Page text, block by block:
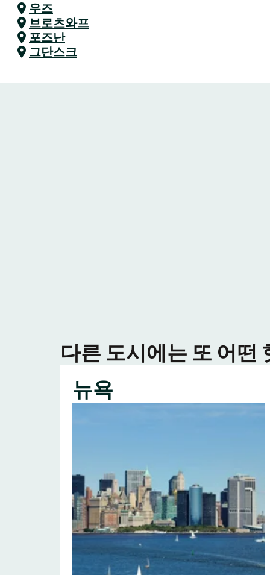
우즈
브로츠와프
포즈난
그단스크
다른 도시에는 또 어떤
뉴욕